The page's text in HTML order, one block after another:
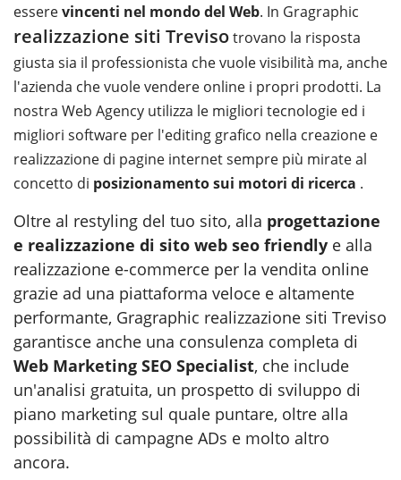
esserevincenti nel mondo del Web. In Gragraphic
realizzazione siti Trevisotrovano la risposta
giusta sia il professionista che vuole visibilità ma, anche
l'azienda che vuole vendere online i propri prodotti. La
nostra Web Agency utilizza le migliori tecnologie ed i
migliori software per l'editing grafico nella creazione e
realizzazione di pagine internet sempre più mirate al
concetto di posizionamento sui motori di ricerca .
Oltre al restyling del tuo sito, alla progettazione
e realizzazione di sito web seo friendly e alla
realizzazione e-commerce per la vendita online
grazie ad una piattaforma veloce e altamente
performante, Gragraphic realizzazione siti Treviso
garantisce anche una consulenza completa di
Web Marketing SEO Specialist, che include
un'analisi gratuita, un prospetto di sviluppo di
piano marketing sul quale puntare, oltre alla
possibilità di campagne ADs e molto altro
ancora.